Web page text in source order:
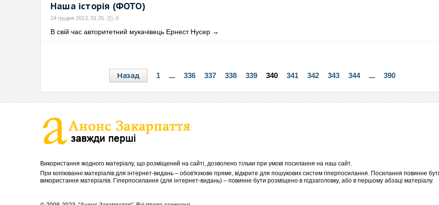
Наша історія (ФОТО)
24 грудня 2013, 01:25 0
В свій час авторитетний мукачівець Ернест Нусер →
Назад 1 ... 336 337 338 339 340 341 342 343 344 ... 390
Використання жодного матеріалу, що розміщений на сайті, дозволено тільки при умові посилання на наш сайт.
При копіюванні матеріалів для інтернет-видань – обов'язкове пряме, відкрите для пошукових систем гіперпосилання. Посилання повинне
використання матеріалів. Гіперпосилання (для інтернет-видань) – повинне бути розміщено в підзаголовку, або в першому абзаці матеріалу.